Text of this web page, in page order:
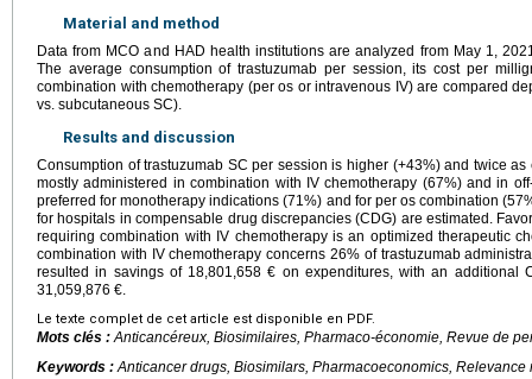
Material and method
Data from MCO and HAD health institutions are analyzed from May 1,
The average consumption of trastuzumab per session, its cost per
combination with chemotherapy (per os or intravenous IV) are compared
vs. subcutaneous SC).
Results and discussion
Consumption of trastuzumab SC per session is higher (+43%) and twice
mostly administered in combination with IV chemotherapy (67%) and in
preferred for monotherapy indications (71%) and for per os combination
for hospitals in compensable drug discrepancies (CDG) are estimated.
requiring combination with IV chemotherapy is an optimized therapeutic
combination with IV chemotherapy concerns 26% of trastuzumab
resulted in savings of 18,801,658 € on expenditures, with an additional
31,059,876 €.
Le texte complet de cet article est disponible en PDF.
Mots clés : Anticancéreux, Biosimilaires, Pharmaco-économie, Revue de
Keywords : Anticancer drugs, Biosimilars, Pharmacoeconomics, Relevance